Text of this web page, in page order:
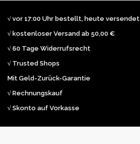
√ vor 17:00 Uhr bestellt, heute versendet
√ kostenloser Versand ab 50,00 €
√ 60 Tage Widerrufsrecht
√ Trusted Shops
Mit Geld-Zurück-Garantie
√ Rechnungskauf
√ Skonto auf Vorkasse